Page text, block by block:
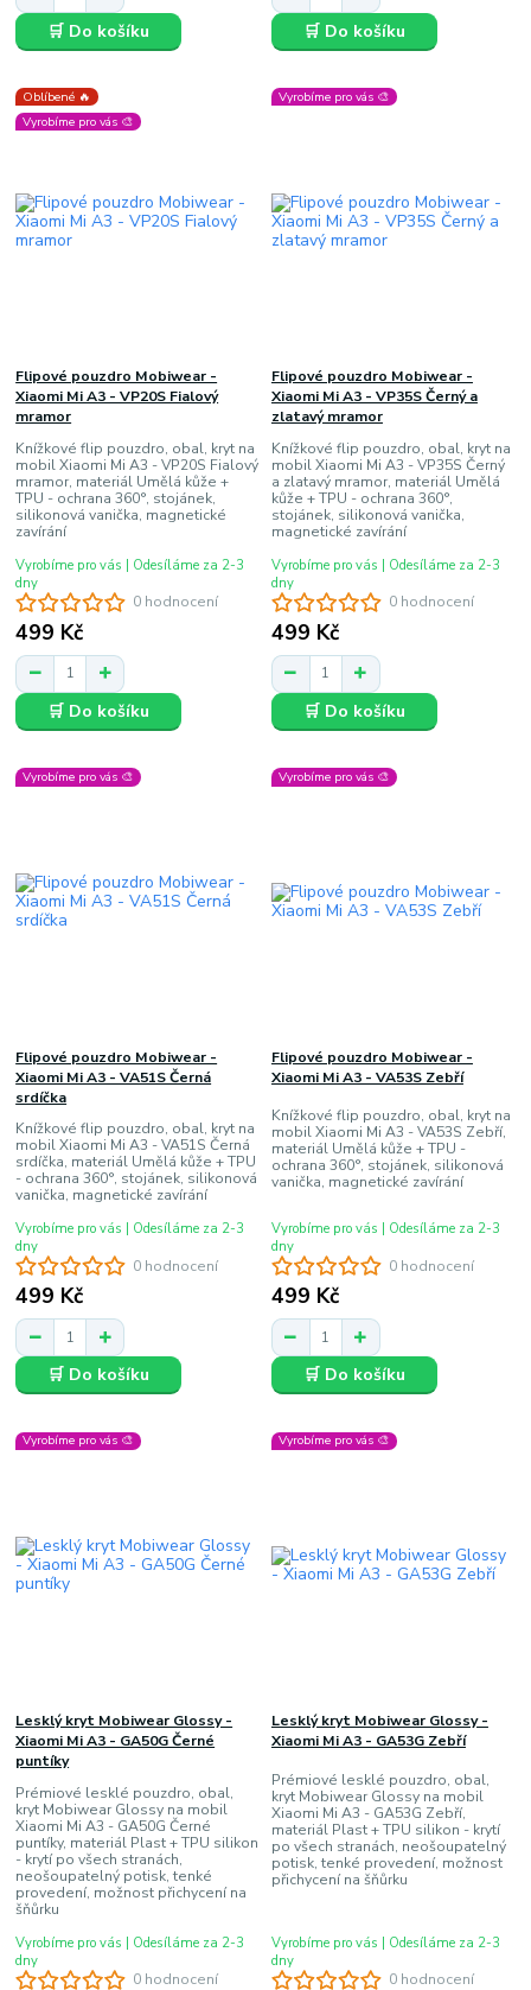
🛒 Do košíku 🛒 Do košíku
Oblíbené 🔥
Vyrobíme pro vás 🎨
0 hodnocení
Flipové pouzdro Mobiwear -
Xiaomi Mi A3 - VP20S Fialový
mramor
Knížkové flip pouzdro, obal, kryt na
mobil Xiaomi Mi A3 - VP20S Fialový
mramor, materiál Umělá kůže +
TPU - ochrana 360°, stojánek,
silikonová vanička, magnetické
zavírání
499 Kč
Vyrobíme pro vás | Odesíláme za 2-3
dny
🛒 Do košíku
Vyrobíme pro vás 🎨
0 hodnocení
Flipové pouzdro Mobiwear -
Xiaomi Mi A3 - VP35S Černý a
zlatavý mramor
Knížkové flip pouzdro, obal, kryt na
mobil Xiaomi Mi A3 - VP35S Černý
a zlatavý mramor, materiál Umělá
kůže + TPU - ochrana 360°,
stojánek, silikonová vanička,
magnetické zavírání
499 Kč
Vyrobíme pro vás | Odesíláme za 2-3
dny
🛒 Do košíku
Vyrobíme pro vás 🎨
0 hodnocení
Flipové pouzdro Mobiwear -
Xiaomi Mi A3 - VA51S Černá
srdíčka
Knížkové flip pouzdro, obal, kryt na
mobil Xiaomi Mi A3 - VA51S Černá
srdíčka, materiál Umělá kůže + TPU
- ochrana 360°, stojánek, silikonová
vanička, magnetické zavírání
499 Kč
Vyrobíme pro vás | Odesíláme za 2-3
dny
🛒 Do košíku
Vyrobíme pro vás 🎨
0 hodnocení
Flipové pouzdro Mobiwear -
Xiaomi Mi A3 - VA53S Zebří
Knížkové flip pouzdro, obal, kryt na
mobil Xiaomi Mi A3 - VA53S Zebří,
materiál Umělá kůže + TPU -
ochrana 360°, stojánek, silikonová
vanička, magnetické zavírání
499 Kč
Vyrobíme pro vás | Odesíláme za 2-3
dny
🛒 Do košíku
Vyrobíme pro vás 🎨
0 hodnocení
Lesklý kryt Mobiwear Glossy -
Xiaomi Mi A3 - GA50G Černé
puntíky
Prémiové lesklé pouzdro, obal,
kryt Mobiwear Glossy na mobil
Xiaomi Mi A3 - GA50G Černé
puntíky, materiál Plast + TPU silikon
- krytí po všech stranách,
neošoupatelný potisk, tenké
provedení, možnost přichycení na
šňůrku
Vyrobíme pro vás | Odesíláme za 2-3
dny
Vyrobíme pro vás 🎨
0 hodnocení
Lesklý kryt Mobiwear Glossy -
Xiaomi Mi A3 - GA53G Zebří
Prémiové lesklé pouzdro, obal,
kryt Mobiwear Glossy na mobil
Xiaomi Mi A3 - GA53G Zebří,
materiál Plast + TPU silikon - krytí
po všech stranách, neošoupatelný
potisk, tenké provedení, možnost
přichycení na šňůrku
Vyrobíme pro vás | Odesíláme za 2-3
dny